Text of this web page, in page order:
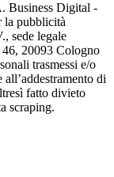
Business Digital -
la pubblicità
sede legale
20093 Cologno
trasmessi e/o
di
fatto divieto
scraping.